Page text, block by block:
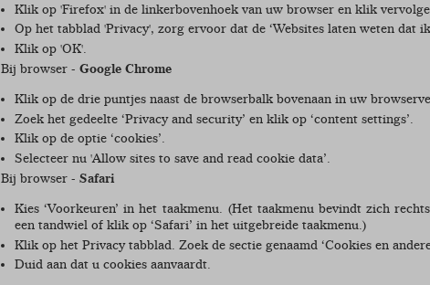
Klik op 'Firefox' in de linkerbovenhoek van uw browser en klik
Op het tabblad 'Privacy', zorg ervoor dat de ‘Websites laten weten dat
Klik op 'OK'.
Bij browser - Google Chrome
Klik op de drie puntjes naast de browserbalk bovenaan in uw
Zoek het gedeelte ‘Privacy and security’ en klik op ‘content settings’.
Klik op de optie ‘cookies’.
Selecteer nu 'Allow sites to save and read cookie data’.
Bij browser - Safari
Kies ‘Voorkeuren’ in het taakmenu. (Het taakmenu bevindt zich
een tandwiel of klik op ‘Safari’ in het uitgebreide taakmenu.)
Klik op het Privacy tabblad. Zoek de sectie genaamd ‘Cookies en
Duid aan dat u cookies aanvaardt.